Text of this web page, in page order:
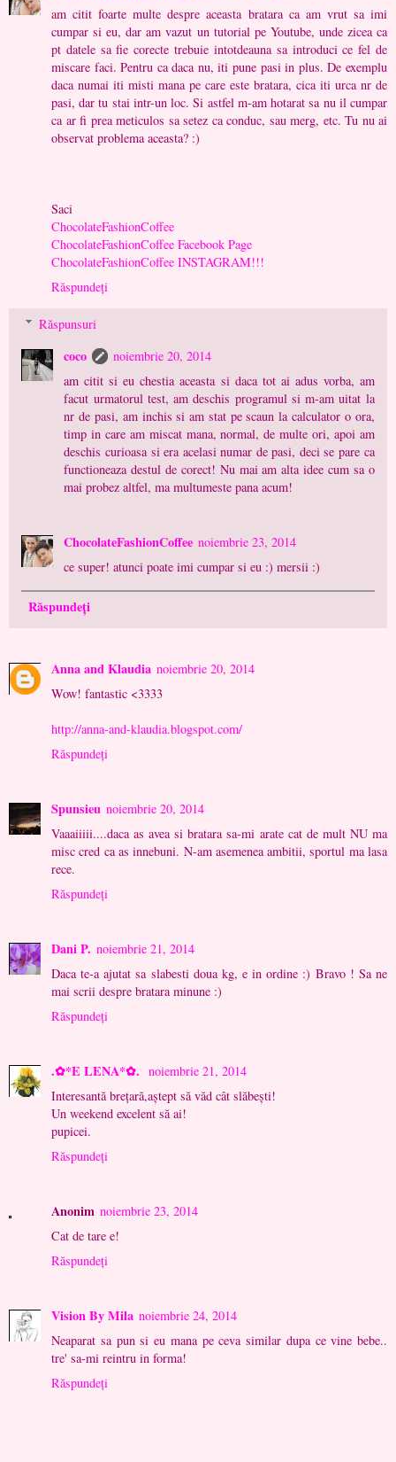
am citit foarte multe despre aceasta bratara ca am vrut sa imi
cumpar si eu, dar am vazut un tutorial pe Youtube, unde zicea ca
pt datele sa fie corecte trebuie intotdeauna sa introduci ce fel de
miscare faci. Pentru ca daca nu, iti pune pasi in plus. De exemplu
daca numai iti misti mana pe care este bratara, cica iti urca nr de
pasi, dar tu stai intr-un loc. Si astfel m-am hotarat sa nu il cumpar
ca ar fi prea meticulos sa setez ca conduc, sau merg, etc. Tu nu ai
observat problema aceasta? :)
Saci
ChocolateFashionCoffee
ChocolateFashionCoffee Facebook Page
ChocolateFashionCoffee INSTAGRAM!!!
Răspundeți
Răspunsuri
coco
noiembrie 20, 2014
am citit si eu chestia aceasta si daca tot ai adus vorba, am
facut urmatorul test, am deschis programul si m-am uitat la
nr de pasi, am inchis si am stat pe scaun la calculator o ora,
timp in care am miscat mana, normal, de multe ori, apoi am
deschis curioasa si era acelasi numar de pasi, deci se pare ca
functioneaza destul de corect! Nu mai am alta idee cum sa o
mai probez altfel, ma multumeste pana acum!
ChocolateFashionCoffee noiembrie 23, 2014
ce super! atunci poate imi cumpar si eu :) mersii :)
Răspundeți
Anna and Klaudia noiembrie 20, 2014
Wow! fantastic <3333
http://anna-and-klaudia.blogspot.com/
Răspundeți
Spunsieu noiembrie 20, 2014
Vaaaiiiii....daca as avea si bratara sa-mi arate cat de mult NU ma
misc cred ca as innebuni. N-am asemenea ambitii, sportul ma lasa
rece.
Răspundeți
Dani P. noiembrie 21, 2014
Daca te-a ajutat sa slabesti doua kg, e in ordine :) Bravo ! Sa ne
mai scrii despre bratara minune :)
Răspundeți
.✿*E LENA*✿. noiembrie 21, 2014
Interesantă brețară,aștept să văd cât slăbești!
Un weekend excelent să ai!
pupicei.
Răspundeți
Anonim noiembrie 23, 2014
Cat de tare e!
Răspundeți
Vision By Mila noiembrie 24, 2014
Neaparat sa pun si eu mana pe ceva similar dupa ce vine bebe..
tre' sa-mi reintru in forma!
Răspundeți